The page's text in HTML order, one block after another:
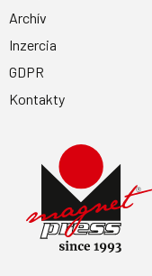
Archív
Inzercia
GDPR
Kontakty